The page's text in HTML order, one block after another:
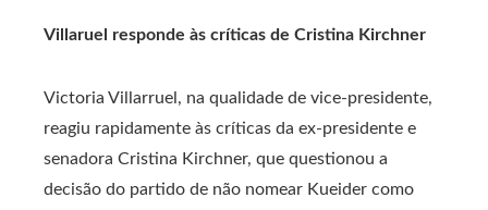
Villaruel responde às críticas de Cristina Kirchner
Victoria Villarruel, na qualidade de vice-presidente,
reagiu rapidamente às críticas da ex-presidente e
senadora Cristina Kirchner, que questionou a
decisão do partido de não nomear Kueider como